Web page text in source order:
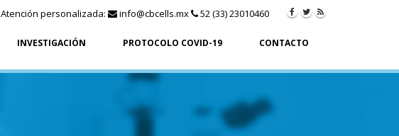
Atención personalizada: info@cbcells.mx 52 (33) 23010460
INVESTIGACIÓN PROTOCOLO COVID-19 CONTACTO